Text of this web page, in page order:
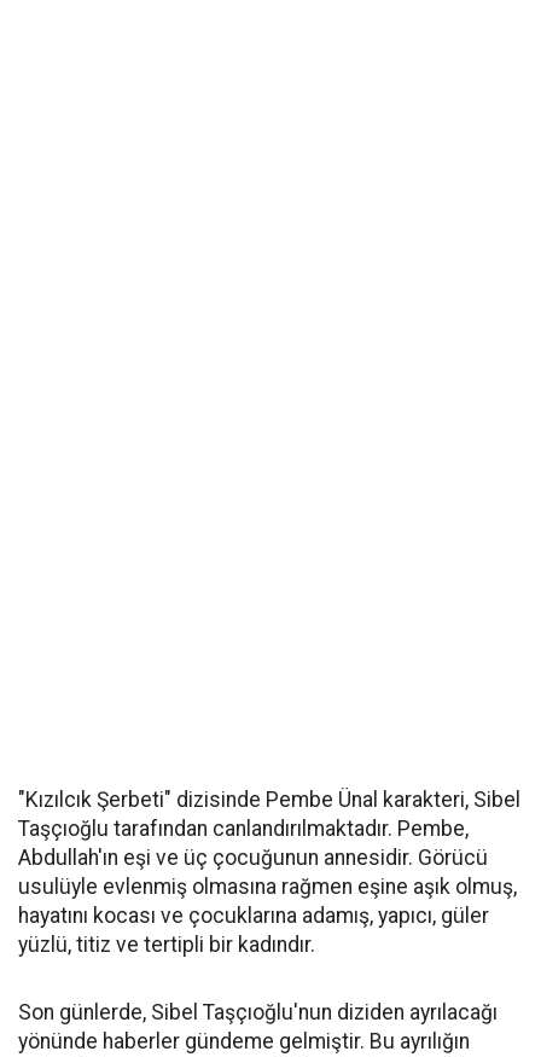
"Kızılcık Şerbeti" dizisinde Pembe Ünal karakteri, Sibel
Taşçıoğlu tarafından canlandırılmaktadır. Pembe,
Abdullah'ın eşi ve üç çocuğunun annesidir. Görücü
usulüyle evlenmiş olmasına rağmen eşine aşık olmuş,
hayatını kocası ve çocuklarına adamış, yapıcı, güler
yüzlü, titiz ve tertipli bir kadındır. ​
Son günlerde, Sibel Taşçıoğlu'nun diziden ayrılacağı
yönünde haberler gündeme gelmiştir. Bu ayrılığın